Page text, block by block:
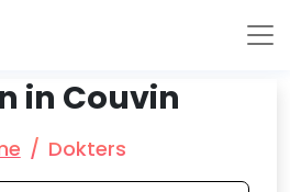
in Couvin
Dokters